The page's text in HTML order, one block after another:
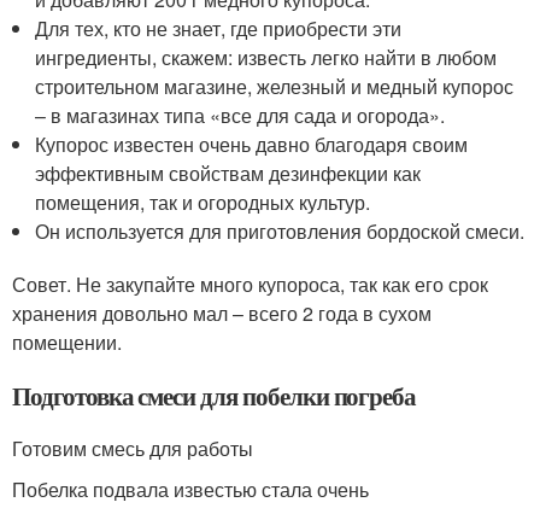
Для тех, кто не знает, где приобрести эти
ингредиенты, скажем: известь легко найти в любом
строительном магазине, железный и медный купорос
– в магазинах типа «все для сада и огорода».
Купорос известен очень давно благодаря своим
эффективным свойствам дезинфекции как
помещения, так и огородных культур.
Он используется для приготовления бордоской смеси.
Совет. Не закупайте много купороса, так как его срок
хранения довольно мал – всего 2 года в сухом
помещении.
Подготовка смеси для побелки погреба
Готовим смесь для работы
Побелка подвала известью стала очень